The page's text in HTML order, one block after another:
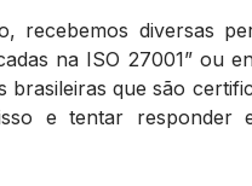
recebemos diversas
na ISO 27001” ou
que são
e tentar responder